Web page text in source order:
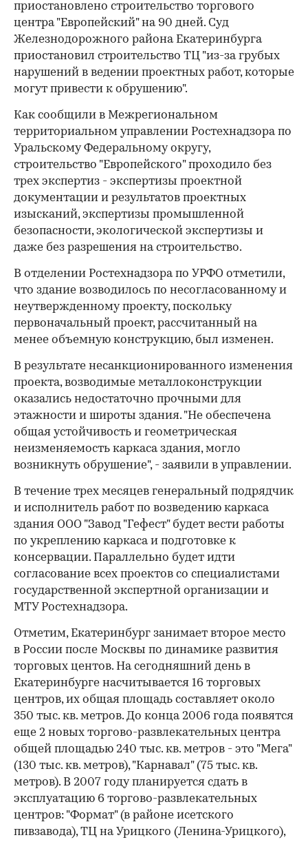
приостановлено строительство торгового
центра "Европейский" на 90 дней. Суд
Железнодорожного района Екатеринбурга
приостановил строительство ТЦ "из-за грубых
нарушений в ведении проектных работ, которые
могут привести к обрушению".
Как сообщили в Межрегиональном
территориальном управлении Ростехнадзора по
Уральскому Федеральному округу,
строительство "Европейского" проходило без
трех экспертиз - экспертизы проектной
документации и результатов проектных
изысканий, экспертизы промышленной
безопасности, экологической экспертизы и
даже без разрешения на строительство.
В отделении Ростехнадзора по УРФО отметили,
что здание возводилось по несогласованному и
неутвержденному проекту, поскольку
первоначальный проект, рассчитанный на
менее объемную конструкцию, был изменен.
В результате несанкционированного изменения
проекта, возводимые металлоконструкции
оказались недостаточно прочными для
этажности и широты здания. "Не обеспечена
общая устойчивость и геометрическая
неизменяемость каркаса здания, могло
возникнуть обрушение", - заявили в управлении.
В течение трех месяцев генеральный подрядчик
и исполнитель работ по возведению каркаса
здания ООО "Завод "Гефест" будет вести работы
по укреплению каркаса и подготовке к
консервации. Параллельно будет идти
согласование всех проектов со специалистами
государственной экспертной организации и
МТУ Ростехнадзора.
Отметим, Екатеринбург занимает второе место
в России после Москвы по динамике развития
торговых центов. На сегодняшний день в
Екатеринбурге насчитывается 16 торговых
центров, их общая площадь составляет около
350 тыс. кв. метров. До конца 2006 года появятся
еще 2 новых торгово-развлекательных центра
общей площадью 240 тыс. кв. метров - это "Мега"
(130 тыс. кв. метров), "Карнавал" (75 тыс. кв.
метров). В 2007 году планируется сдать в
эксплуатацию 6 торгово-развлекательных
центров: "Формат" (в районе исетского
пивзавода), ТЦ на Урицкого (Ленина-Урицкого),